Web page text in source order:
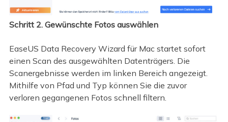
Schritt 2. Gewünschte Fotos auswählen
EaseUS Data Recovery Wizard für Mac startet sofort
einen Scan des ausgewählten Datenträgers. Die
Scanergebnisse werden im linken Bereich angezeigt.
Mithilfe von Pfad und Typ können Sie die zuvor
verloren gegangenen Fotos schnell filtern.